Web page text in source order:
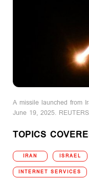
A missile launched from
June 19, 2025.
TOPICS
IRAN ISRAEL
INTERNET SERVICES